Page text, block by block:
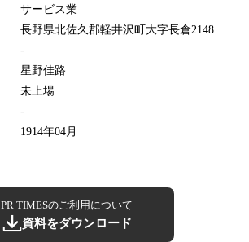
サービス業
長野県北佐久郡軽井沢町大字長倉2148
-
星野佳路
未上場
-
1914年04月
PR TIMESのご利用について
資料をダウンロード